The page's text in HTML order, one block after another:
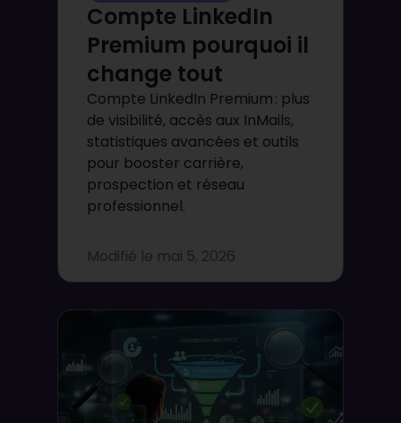
Compte LinkedIn
Premium pourquoi il
change tout
Compte LinkedIn Premium : plus
de visibilité, accès aux InMails,
statistiques avancées et outils
pour booster carrière,
prospection et réseau
professionnel.
Modifié le mai 5, 2026